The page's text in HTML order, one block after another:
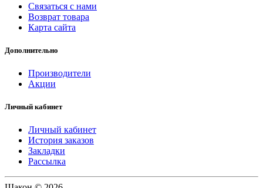
Связаться с нами
Возврат товара
Карта сайта
Дополнительно
Производители
Акции
Личный кабинет
Личный кабинет
История заказов
Закладки
Рассылка